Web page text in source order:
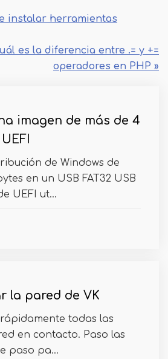
instalar herramientas
es la diferencia entre .= y +=
operadores en PHP »
imagen de más de 4
de Windows de
en un USB FAT32 USB
UEFI ut...
la pared de VK
todas las
en contacto. Paso las
paso pa...